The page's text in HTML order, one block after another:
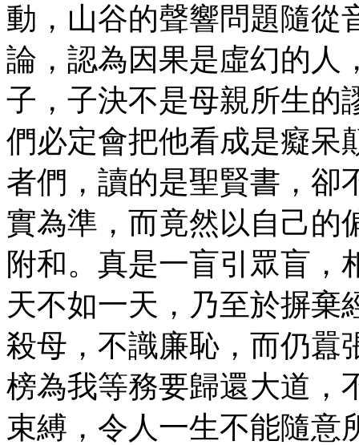
動，山谷的聲響問題隨從
論，認為因果是虛幻的人
子，子決不是母親所生的
們必定會把他看成是癡呆
者們，讀的是聖賢書，卻
實為準，而竟然以自己的
附和。真是一盲引眾盲，
天不如一天，乃至於摒棄
殺母，不識廉恥，而仍囂
榜為我等務要歸還大道，
束縛，令人一生不能隨意